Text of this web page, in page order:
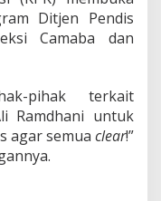
Ditjen Pendis
Camaba dan
pihak terkait
Ramdhani untuk
agar semua clear!”